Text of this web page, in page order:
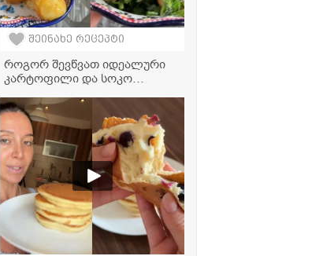
შეინახე რეცეპტი
როგორ შევწვათ იდეალური
კარტოფილი და სოკო
რეცეპტი